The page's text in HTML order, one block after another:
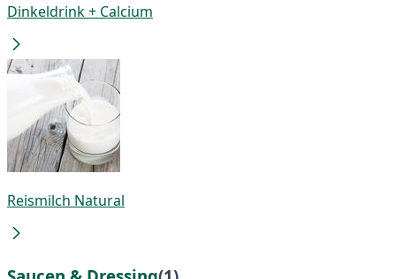
Dinkeldrink + Calcium
Reismilch Natural